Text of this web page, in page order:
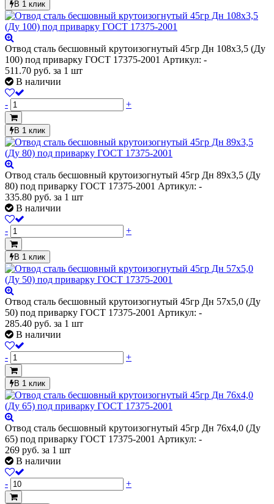
В 1 клик
Отвод сталь бесшовный крутоизогнутый 45гр Дн 108х3,5 (Ду
100) под приварку ГОСТ 17375-2001 Артикул: -
511.70 руб. за 1 шт
В наличии
- +
В 1 клик
Отвод сталь бесшовный крутоизогнутый 45гр Дн 89х3,5 (Ду
80) под приварку ГОСТ 17375-2001 Артикул: -
335.80 руб. за 1 шт
В наличии
- +
В 1 клик
Отвод сталь бесшовный крутоизогнутый 45гр Дн 57х5,0 (Ду
50) под приварку ГОСТ 17375-2001 Артикул: -
285.40 руб. за 1 шт
В наличии
- +
В 1 клик
Отвод сталь бесшовный крутоизогнутый 45гр Дн 76х4,0 (Ду
65) под приварку ГОСТ 17375-2001 Артикул: -
269 руб. за 1 шт
В наличии
- +